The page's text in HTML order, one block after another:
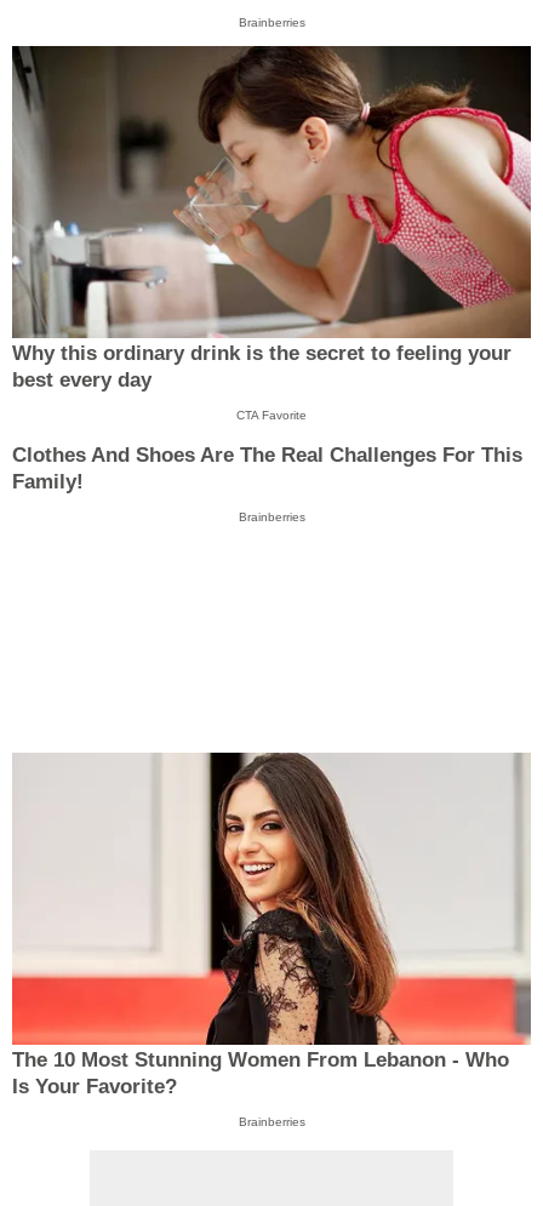
Brainberries
Why this ordinary drink is the secret to feeling your
best every day
CTA Favorite
Clothes And Shoes Are The Real Challenges For This
Family!
Brainberries
The 10 Most Stunning Women From Lebanon - Who
Is Your Favorite?
Brainberries